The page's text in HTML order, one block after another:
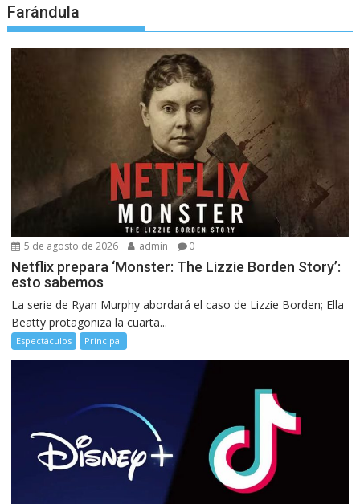
Farándula
5 de agosto de 2026 admin 0
Netflix prepara ‘Monster: The Lizzie Borden Story’:
esto sabemos
La serie de Ryan Murphy abordará el caso de Lizzie Borden; Ella
Beatty protagoniza la cuarta...
Espectáculos Principal